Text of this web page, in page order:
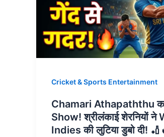
Cricket & Sports Entertainment
Chamari Athapaththu का
Show! श्रीलंकाई शेरनियों ने
Indies की लुटिया डुबो दी!